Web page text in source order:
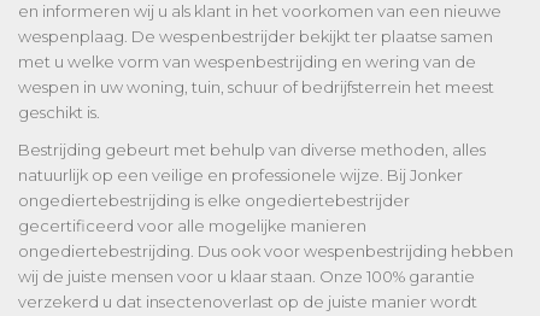
en informeren wij u als klant in het voorkomen van een nieuwe
wespenplaag. De wespenbestrijder bekijkt ter plaatse samen
met u welke vorm van wespenbestrijding en wering van de
wespen in uw woning, tuin, schuur of bedrijfsterrein het meest
geschikt is.
Bestrijding gebeurt met behulp van diverse methoden, alles
natuurlijk op een veilige en professionele wijze. Bij Jonker
ongediertebestrijding is elke ongediertebestrijder
gecertificeerd voor alle mogelijke manieren
ongediertebestrijding. Dus ook voor wespenbestrijding hebben
wij de juiste mensen voor u klaar staan. Onze 100% garantie
verzekerd u dat insectenoverlast op de juiste manier wordt